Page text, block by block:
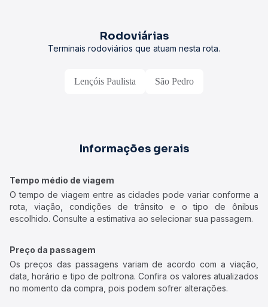
Rodoviárias
Terminais rodoviários que atuam nesta rota.
Lençóis Paulista São Pedro
Informações gerais
Tempo médio de viagem
O tempo de viagem entre as cidades pode variar conforme a
rota, viação, condições de trânsito e o tipo de ônibus
escolhido. Consulte a estimativa ao selecionar sua passagem.
Preço da passagem
Os preços das passagens variam de acordo com a viação,
data, horário e tipo de poltrona. Confira os valores atualizados
no momento da compra, pois podem sofrer alterações.